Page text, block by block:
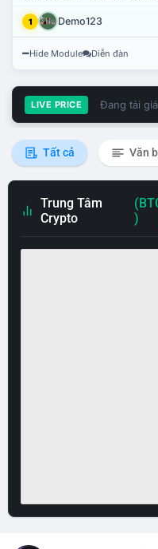
1 Demo123
Hide Module Diễn đàn
LIVE PRICE Đang tải
Tất cả Văn
Trung Tâm
Crypto
)